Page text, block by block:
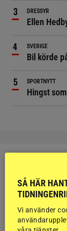
DRESSYR
Ellen
SVERIGE
Bil körde
SPORTNYTT
Hingst
SÅ HÄR
Vi använder